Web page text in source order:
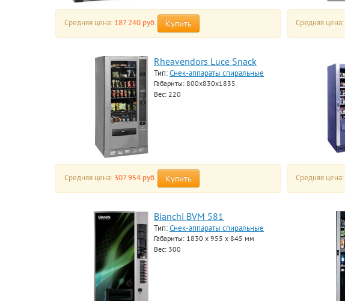
Средняя цена: 187 240 руб. Купить Средняя цена:
Rheavendors Luce Snack
Тип:Снек-аппараты спиральные
Габариты: 800x830x1835
Вес: 220
Средняя цена: 307 954 руб. Купить Средняя цена:
Bianchi BVM 581
Тип:Снек-аппараты спиральные
Габариты: 1830 x 955 x 845 мм
Вес: 300